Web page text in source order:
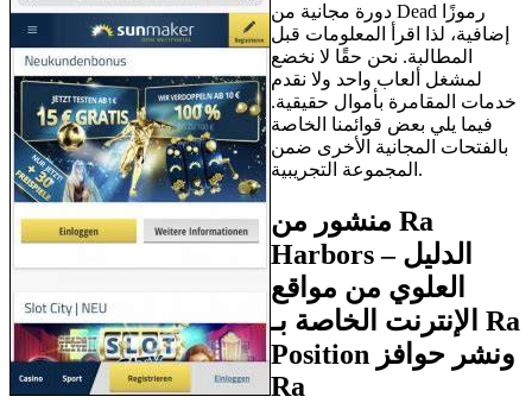
دورة مجانية من Dead رموزًا
إضافية، لذا اقرأ المعلومات قبل
المطالبة. نحن حقًا لا نخضع
لمشغل ألعاب واحد ولا نقدم
خدمات المقامرة بأموال حقيقية.
فيما يلي بعض قوائمنا الخاصة
بالفتحات المجانية الأخرى ضمن
المجموعة التجريبية.
منشور من Ra
Harbors – الدليل
العلوي من مواقع
الإنترنت الخاصة بـ Ra
Position ونشر حوافز
Ra